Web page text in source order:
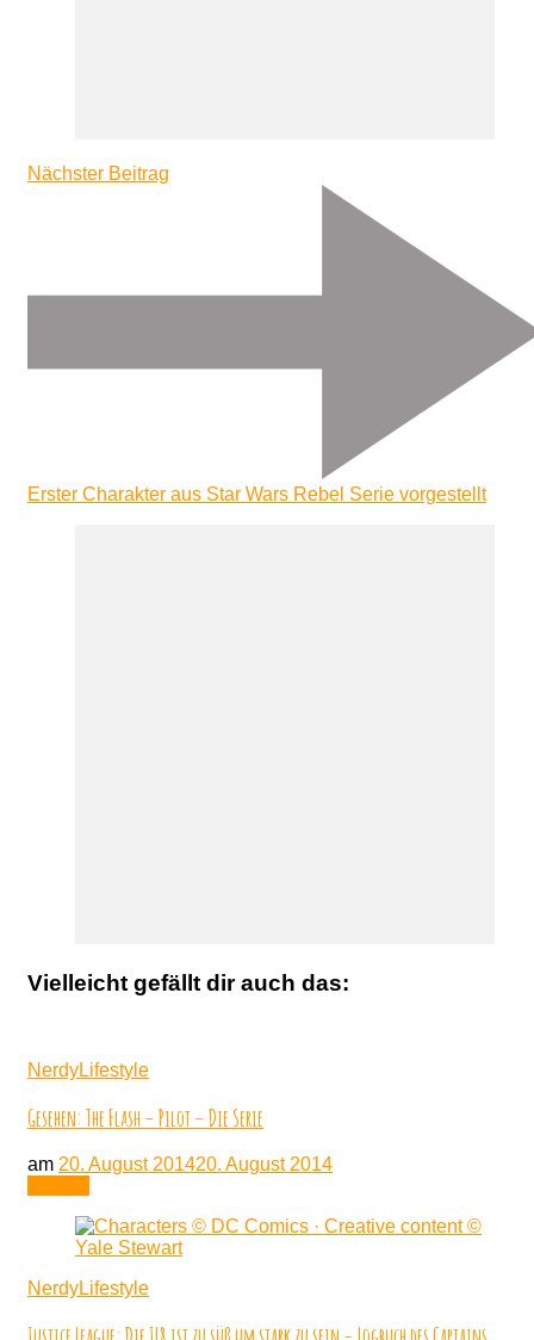
Nächster Beitrag
Erster Charakter aus Star Wars Rebel Serie vorgestellt
Vielleicht gefällt dir auch das:
NerdyLifestyle
Gesehen: The Flash – Pilot – Die Serie
am 20. August 201420. August 2014
NerdyLifestyle